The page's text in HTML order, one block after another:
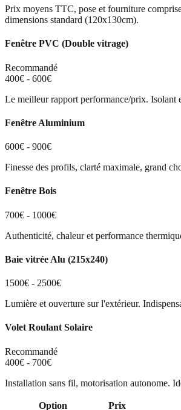
Prix moyens TTC, pose et fourniture
dimensions standard (120x130cm).
Fenêtre PVC (Double vitrage)
Recommandé
400€ - 600€
Le meilleur rapport performance/prix. Isolant
Fenêtre Aluminium
600€ - 900€
Finesse des profils, clarté maximale, grand
Fenêtre Bois
700€ - 1000€
Authenticité, chaleur et performance
Baie vitrée Alu (215x240)
1500€ - 2500€
Lumière et ouverture sur l'extérieur.
Volet Roulant Solaire
Recommandé
400€ - 700€
Installation sans fil, motorisation autonome.
Option Prix